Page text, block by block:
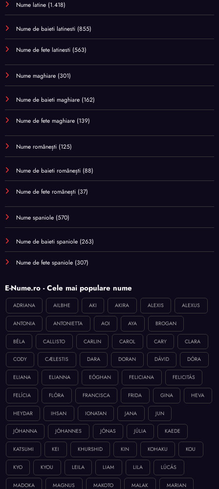
Nume latine (1.418)
Nume de baieti latinesti (855)
Nume de fete latinesti (563)
Nume maghiare (301)
Nume de baieti maghiare (162)
Nume de fete maghiare (139)
Nume românești (125)
Nume de baieti românești (88)
Nume de fete românești (37)
Nume spaniole (570)
Nume de baieti spaniole (263)
Nume de fete spaniole (307)
E-Nume.ro - Cele mai populare nume
ADRIANA AILBHE AKI AKIRA ALEXIS ALEXUS
ANTONIA ANTONIETTA AOI AYA BROGAN
BÉLA CALLISTO CARLIN CAROL CARY CLARA
CODY CÆLESTIS DARA DORAN DÁVID DÓRA
ELIANA ELIANNA EÓGHAN FELICIANA FELICITÁS
FELÍCIA FLÓRA FRANCISCA FRIDA GINA HEVA
HEYDAR IHSAN IONATAN JANA JUN
JÓHANNA JÓHANNES JÓNAS JÚLIA KAEDE
KATSUMI KEI KHURSHID KIN KOHAKU KOU
KYO KYOU LEILA LIAM LILA LÚCÁS
MADOKA MAGNUS MAKOTO MALAK MARIAN